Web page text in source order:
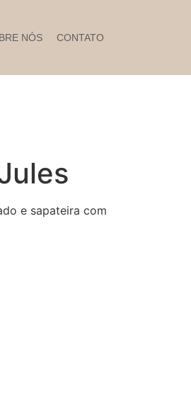
NÓS CONTATO
e sapateira com